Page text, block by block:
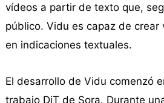
vídeos a partir de texto que,
público. Vidu es capaz de
en indicaciones textuales.
El desarrollo de Vidu comenzó
trabajo DiT de Sora. Durante